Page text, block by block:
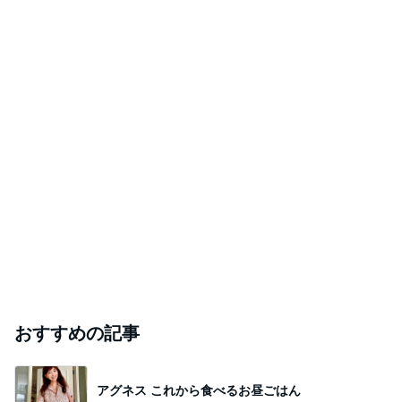
おすすめの記事
アグネス これから食べるお昼ごはん